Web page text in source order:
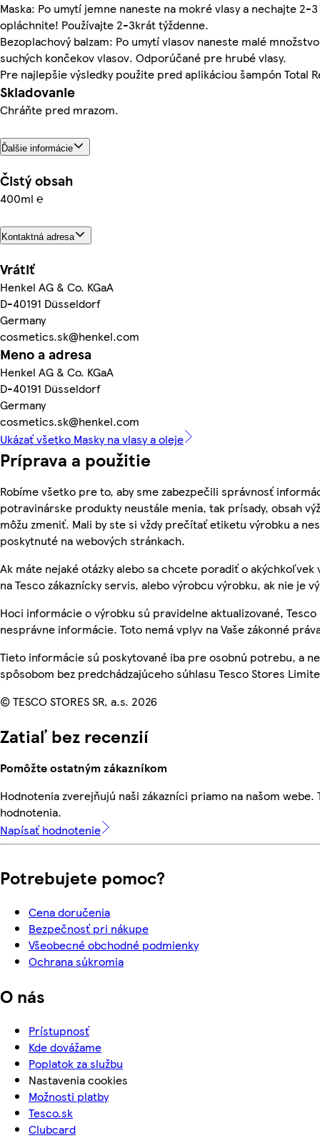
Maska: Po umytí jemne naneste na mokré vlasy a nechajte 2-
opláchnite! Používajte 2-3krát týždenne.
Bezoplachový balzam: Po umytí vlasov naneste malé
suchých končekov vlasov. Odporúčané pre hrubé vlasy.
Pre najlepšie výsledky použite pred aplikáciou šampón Total
Skladovanie
Chráňte pred mrazom.
Ďalšie informácie
Čistý obsah
400ml ℮
Kontaktná adresa
Vrátiť
Henkel AG & Co. KGaA
D-40191 Düsseldorf
Germany
cosmetics.sk@henkel.com
Meno a adresa
Henkel AG & Co. KGaA
D-40191 Düsseldorf
Germany
cosmetics.sk@henkel.com
Ukázať všetko Masky na vlasy a oleje
Príprava a použitie
Robíme všetko pre to, aby sme zabezpečili správnosť
potravinárske produkty neustále menia, tak prísady, obsah
môžu zmeniť. Mali by ste si vždy prečítať etiketu výrobku a
poskytnuté na webových stránkach.
Ak máte nejaké otázky alebo sa chcete poradiť o
na Tesco zákaznícky servis, alebo výrobcu výrobku, ak nie je
Hoci informácie o výrobku sú pravidelne aktualizované,
nesprávne informácie. Toto nemá vplyv na Vaše zákonné
Tieto informácie sú poskytované iba pre osobnú potrebu, a
spôsobom bez predchádzajúceho súhlasu Tesco Stores
© TESCO STORES SR, a.s. 2026
Zatiaľ bez recenzií
Pomôžte ostatným zákazníkom
Hodnotenia zverejňujú naši zákazníci priamo na našom
hodnotenia.
Napísať hodnotenie
Potrebujete pomoc?
Cena doručenia
Bezpečnosť pri nákupe
Všeobecné obchodné podmienky
Ochrana súkromia
O nás
Prístupnosť
Kde dovážame
Poplatok za službu
Nastavenia cookies
Možnosti platby
Tesco.sk
Clubcard